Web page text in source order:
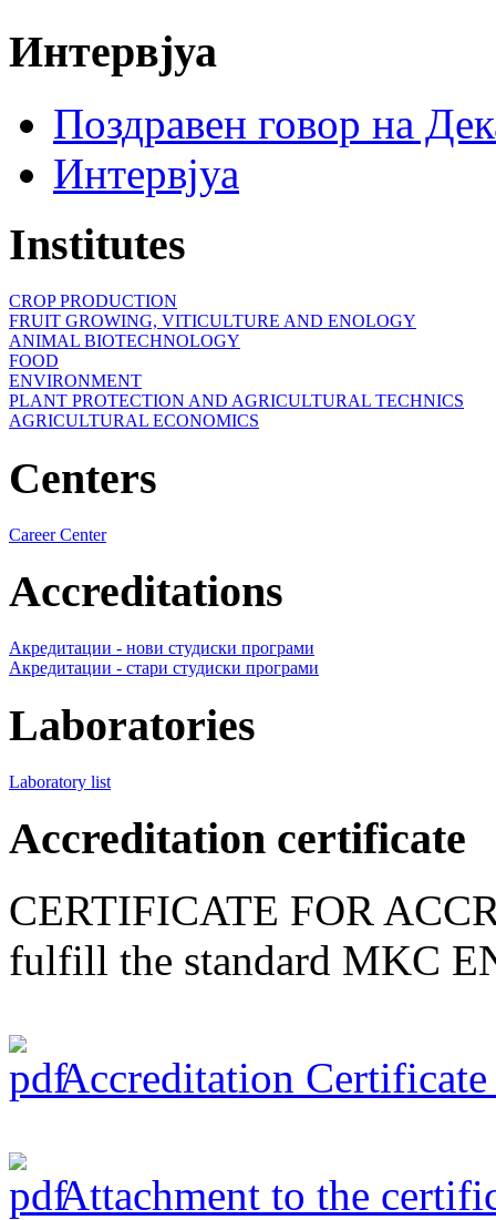
Интервјуа
Поздравен говор на
Интервјуа
Institutes
CROP PRODUCTION
FRUIT GROWING, VITICULTURE AND ENOLOGY
ANIMAL BIOTECHNOLOGY
FOOD
ENVIRONMENT
PLANT PROTECTION AND AGRICULTURAL TECHNICS
AGRICULTURAL ECONOMICS
Centers
Career Center
Accreditations
Акредитации - нови студиски програми
Акредитации - стари студиски програми
Laboratories
Laboratory list
Accreditation certificate
CERTIFICATE FOR
fulfill the standard MKC
Accreditation Certificate
Attachment to the